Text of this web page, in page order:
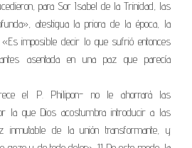
para Sor Isabel de la Trinidad, las
atestigua la priora de la época, la
imposible decir lo que sufrió entonces
asentada en una paz que parecía
el P. Philipon- no le ahorrará las
la que Dios acostumbra introducir a las
inmutable de la unión transformante, y